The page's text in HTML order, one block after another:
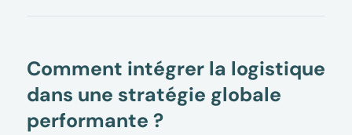
Comment intégrer la logistique
dans une stratégie globale
performante ?